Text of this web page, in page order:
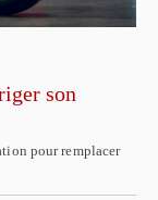
son
pour remplacer